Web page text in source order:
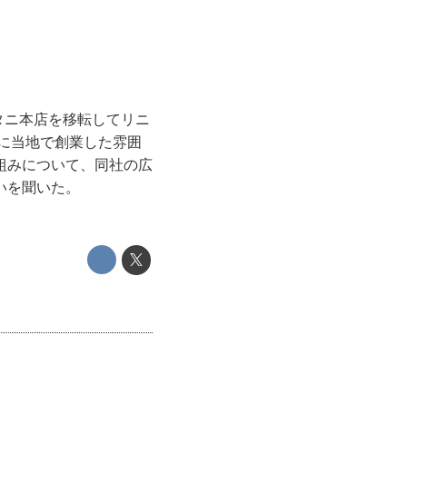
本店を移転してリニ
当地で創業した雰囲
みについて、同社の広
聞いた。